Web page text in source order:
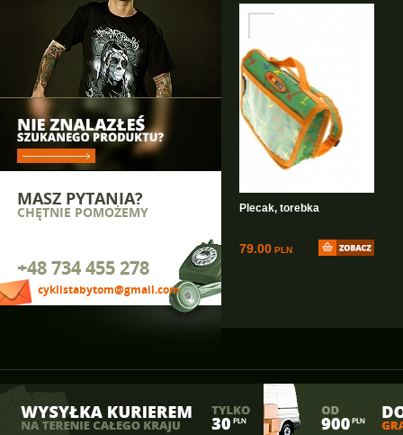
MASZ PYTANIA?
CHĘTNIE POMOŻEMY
+48 734 455 278
cyklistabytom@gmail.com
Plecak, torebka
79.00 PLN